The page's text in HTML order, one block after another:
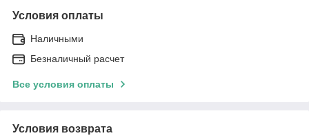
Условия оплаты
Наличными
Безналичный расчет
Все условия оплаты
Условия возврата